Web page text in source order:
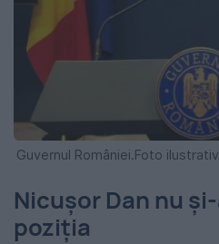
Guvernul României.Foto
Nicușor Dan nu
poziția